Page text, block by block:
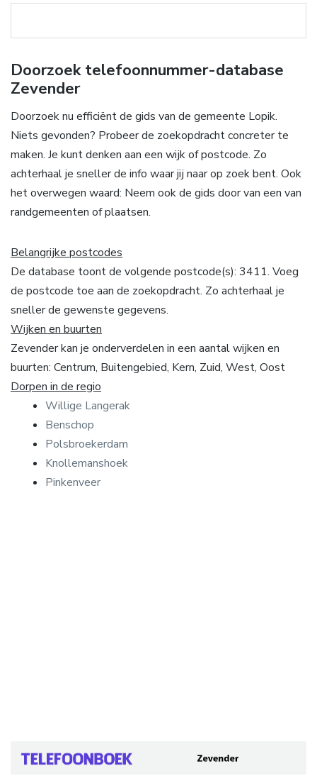
Doorzoek telefoonnummer-database
Zevender
Doorzoek nu efficiënt de gids van de gemeente Lopik.
Niets gevonden? Probeer de zoekopdracht concreter te
maken. Je kunt denken aan een wijk of postcode. Zo
achterhaal je sneller de info waar jij naar op zoek bent. Ook
het overwegen waard: Neem ook de gids door van een van
randgemeenten of plaatsen.
Belangrijke postcodes
De database toont de volgende postcode(s): 3411. Voeg
de postcode toe aan de zoekopdracht. Zo achterhaal je
sneller de gewenste gegevens.
Wijken en buurten
Zevender kan je onderverdelen in een aantal wijken en
buurten: Centrum, Buitengebied, Kern, Zuid, West, Oost
Dorpen in de regio
Willige Langerak
Benschop
Polsbroekerdam
Knollemanshoek
Pinkenveer